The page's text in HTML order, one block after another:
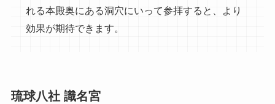
れる本殿奥にある洞穴にいって参拝すると、より
効果が期待できます。
琉球八社 識名宮